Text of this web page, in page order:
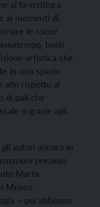
si fa scrittura
ai momenti di
le rocce
basti
artistica che
in uno spazio
alto rispetto al
di pali che
o grazie agli
autori ancora in
preziose
Marta
Museo
– poi abbiamo